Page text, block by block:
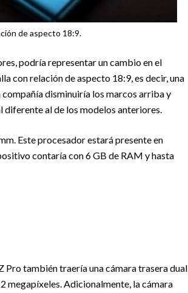
de aspecto 18:9.
podría representar un cambio en el
con relación de aspecto 18:9, es decir, una
disminuiría los marcos arriba y
diferente al de los modelos anteriores.
Este procesador estará presente en
contaría con 6 GB de RAM y hasta
Pro también traería una cámara trasera dual
megapíxeles. Adicionalmente, la cámara